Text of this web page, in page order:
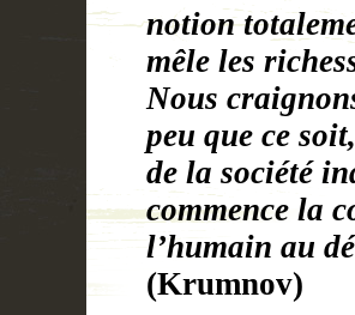
notion
mêle les
Nous
peu que ce
de la société
commence la
l’humain au
(Krumnov)